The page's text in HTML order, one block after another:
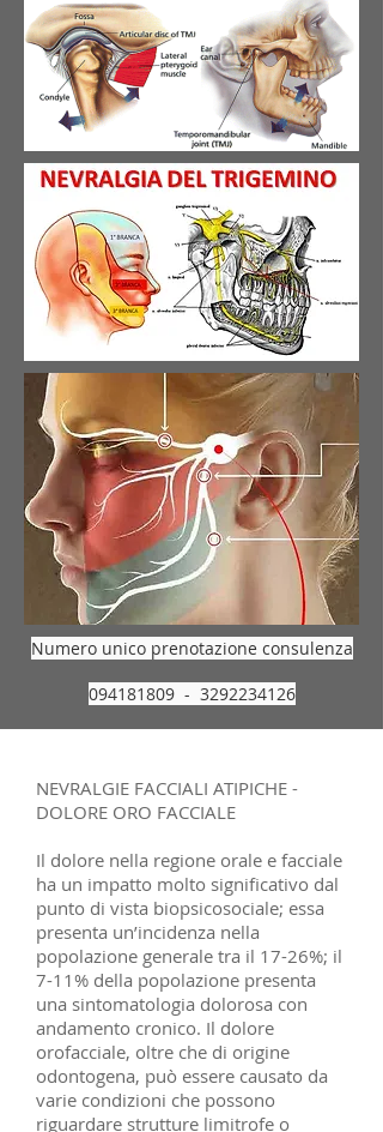
Numero unico prenotazione consulenza
094181809 - 3292234126
NEVRALGIE FACCIALI ATIPICHE -
DOLORE ORO FACCIALE
Il dolore nella regione orale e facciale
ha un impatto molto significativo dal
punto di vista biopsicosociale; essa
presenta un’incidenza nella
popolazione generale tra il 17-26%; il
7-11% della popolazione presenta
una sintomatologia dolorosa con
andamento cronico. Il dolore
orofacciale, oltre che di origine
odontogena, può essere causato da
varie condizioni che possono
riguardare strutture limitrofe o